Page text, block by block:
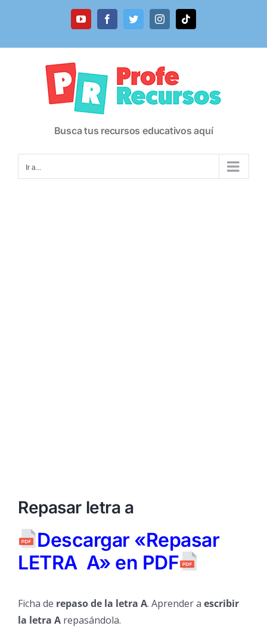
YouTubeFacebookTwitterInstagramTiktok
Busca tus recursos educativos aquí
Ir a...
Repasar letra a
Descargar «Repasar
LETRA A» en PDF
Ficha de repaso de la letra A. Aprender a escribir
la letra A repasándola.